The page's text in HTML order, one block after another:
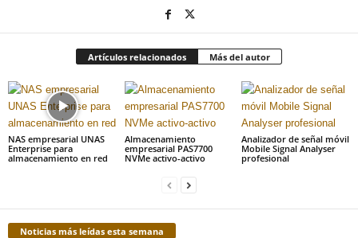
Artículos relacionados Más del autor
NAS empresarial UNAS
Enterprise para
almacenamiento en red
Almacenamiento
empresarial PAS7700
NVMe activo-activo
Analizador de señal móvil
Mobile Signal Analyser
profesional
Noticias más leídas esta semana